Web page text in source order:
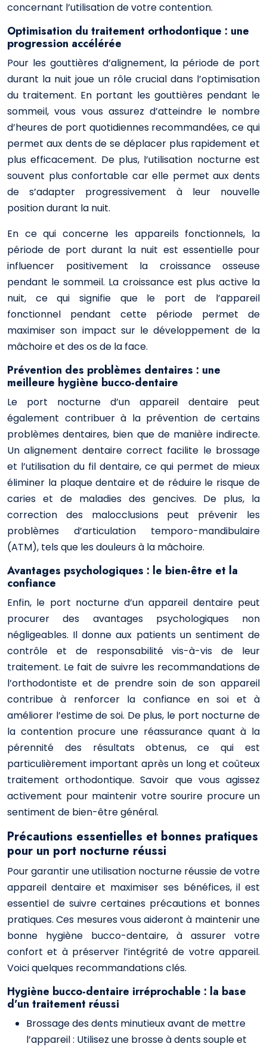
concernant l’utilisation de votre contention.
Optimisation du traitement orthodontique : une
progression accélérée
Pour les gouttières d’alignement, la période de port
durant la nuit joue un rôle crucial dans l’optimisation
du traitement. En portant les gouttières pendant le
sommeil, vous vous assurez d’atteindre le nombre
d’heures de port quotidiennes recommandées, ce qui
permet aux dents de se déplacer plus rapidement et
plus efficacement. De plus, l’utilisation nocturne est
souvent plus confortable car elle permet aux dents
de s’adapter progressivement à leur nouvelle
position durant la nuit.
En ce qui concerne les appareils fonctionnels, la
période de port durant la nuit est essentielle pour
influencer positivement la croissance osseuse
pendant le sommeil. La croissance est plus active la
nuit, ce qui signifie que le port de l’appareil
fonctionnel pendant cette période permet de
maximiser son impact sur le développement de la
mâchoire et des os de la face.
Prévention des problèmes dentaires : une
meilleure hygiène bucco-dentaire
Le port nocturne d’un appareil dentaire peut
également contribuer à la prévention de certains
problèmes dentaires, bien que de manière indirecte.
Un alignement dentaire correct facilite le brossage
et l’utilisation du fil dentaire, ce qui permet de mieux
éliminer la plaque dentaire et de réduire le risque de
caries et de maladies des gencives. De plus, la
correction des malocclusions peut prévenir les
problèmes d’articulation temporo-mandibulaire
(ATM), tels que les douleurs à la mâchoire.
Avantages psychologiques : le bien-être et la
confiance
Enfin, le port nocturne d’un appareil dentaire peut
procurer des avantages psychologiques non
négligeables. Il donne aux patients un sentiment de
contrôle et de responsabilité vis-à-vis de leur
traitement. Le fait de suivre les recommandations de
l’orthodontiste et de prendre soin de son appareil
contribue à renforcer la confiance en soi et à
améliorer l’estime de soi. De plus, le port nocturne de
la contention procure une réassurance quant à la
pérennité des résultats obtenus, ce qui est
particulièrement important après un long et coûteux
traitement orthodontique. Savoir que vous agissez
activement pour maintenir votre sourire procure un
sentiment de bien-être général.
Précautions essentielles et bonnes pratiques
pour un port nocturne réussi
Pour garantir une utilisation nocturne réussie de votre
appareil dentaire et maximiser ses bénéfices, il est
essentiel de suivre certaines précautions et bonnes
pratiques. Ces mesures vous aideront à maintenir une
bonne hygiène bucco-dentaire, à assurer votre
confort et à préserver l’intégrité de votre appareil.
Voici quelques recommandations clés.
Hygiène bucco-dentaire irréprochable : la base
d’un traitement réussi
Brossage des dents minutieux avant de mettre
l’appareil : Utilisez une brosse à dents souple et